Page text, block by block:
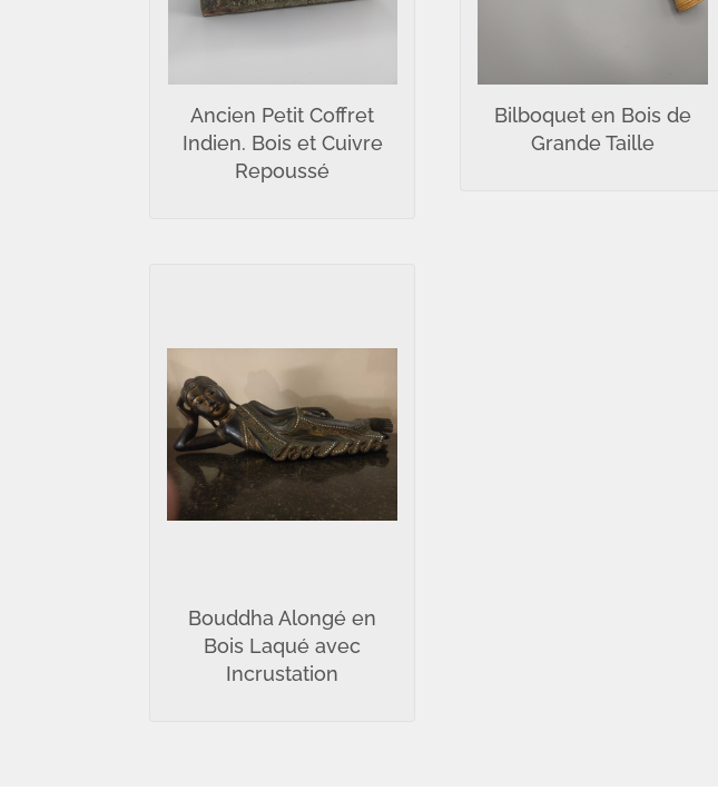
Ancien Petit Coffret
Indien. Bois et Cuivre
Repoussé
Bilboquet en Bois de
Grande Taille
Bouddha Alongé en
Bois Laqué avec
Incrustation